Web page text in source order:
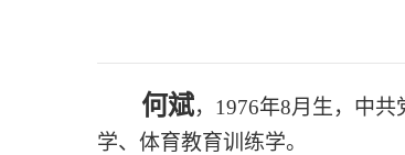
何斌， 1976年8月生，中
学、体育教育训练学。